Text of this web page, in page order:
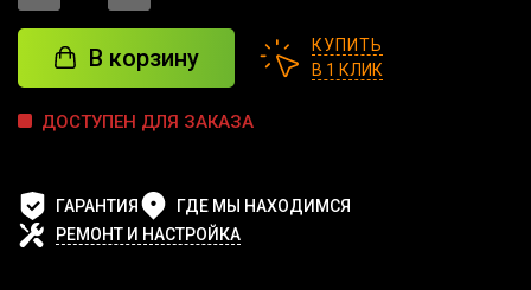
В корзину
КУПИТЬ
В 1 КЛИК
ДОСТУПЕН ДЛЯ ЗАКАЗА
ГАРАНТИЯ
ГДЕ МЫ НАХОДИМСЯ
РЕМОНТ И НАСТРОЙКА